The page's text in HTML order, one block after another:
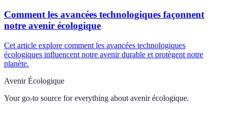
Comment les avancées technologiques façonnent
notre avenir écologique
Cet article explore comment les avancées technologiques
écologiques influencent notre avenir durable et protègent notre
planète.
Avenir Écologique
Your go-to source for everything about avenir écologique.